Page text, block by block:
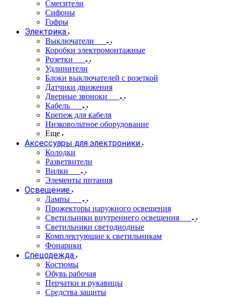
Смесители
Сифоны
Гофры
Электрика
Выключатели
Коробки электромонтажные
Розетки
Удлинители
Блоки выключателей с розеткой
Датчики движения
Дверные звоноки
Кабель
Крепеж для кабеля
Низковольтное оборудование
Еще
Аксессуары для электроники
Колодки
Разветвители
Вилки
Элементы питания
Освещение
Лампы
Прожекторы наружного освещения
Светильники внутреннего освещения
Светильники светодиодные
Комплектующие к светильникам
Фонарики
Спецодежда
Костюмы
Обувь рабочая
Перчатки и рукавицы
Средства защиты